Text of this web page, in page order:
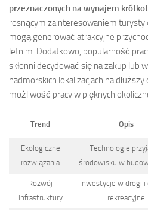
przeznaczonych na wynajem
rosnącym zainteresowaniem
mogą generować atrakcyjne
letnim. Dodatkowo, popularność
skłonni decydować się na zakup lub
nadmorskich lokalizacjach na
możliwość pracy w pięknych
Trend Opis
Ekologiczne
rozwiązania
Technologie
środowisku w
Rozwój
infrastruktury
Inwestycje w drogi i
rekreacyjne